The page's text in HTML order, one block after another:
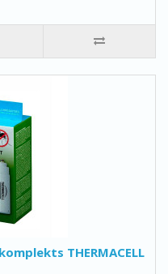
THERMACELL